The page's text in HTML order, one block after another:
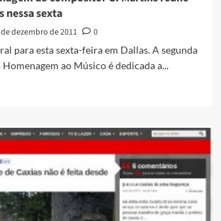
nessa sexta
de dezembro de 2011
0
para esta sexta-feira em Dallas. A segunda
ao Músico é dedicada a...